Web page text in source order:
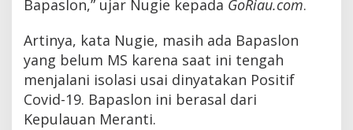
h
t
n
K
e
Bapaslon,” ujar Nugie kepada GoRiau.com.
Artinya, kata Nugie, masih ada Bapaslon
yang belum MS karena saat ini tengah
menjalani isolasi usai dinyatakan Positif
Covid-19. Bapaslon ini berasal dari
Kepulauan Meranti.